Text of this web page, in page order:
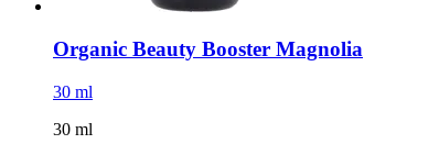
Organic Beauty Booster Magnolia
30 ml
30 ml